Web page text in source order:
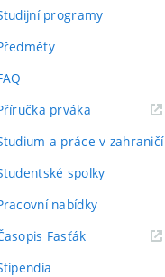
programy
prváka(externí
a práce v zahraničí
spolky
nabídky
Fasťák(externí